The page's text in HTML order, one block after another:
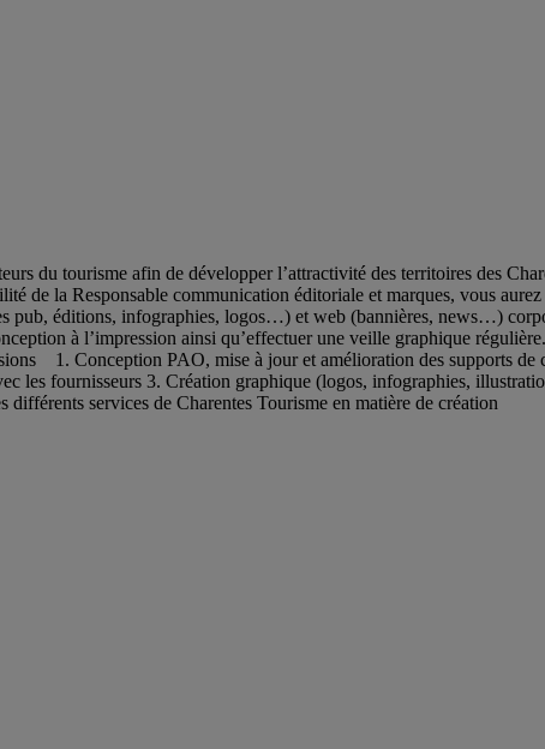
du tourisme afin de développer l’attractivité des territoires des
de la Responsable communication éditoriale et marques, vous
pub, éditions, infographies, logos…) et web (bannières, news…)
à l’impression ainsi qu’effectuer une veille graphique
1. Conception PAO, mise à jour et amélioration des supports
les fournisseurs 3. Création graphique (logos, infographies,
services de Charentes Tourisme en matière de création